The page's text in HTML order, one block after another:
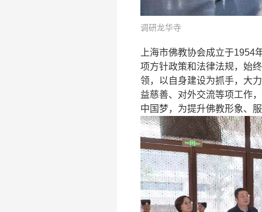
调研龙华寺
上海市佛教协会成立于
项方针政策和法律法规，始
领，以自身建设为抓手，大
益慈善、对外交流等项工作
中国梦，为提升佛教形象、